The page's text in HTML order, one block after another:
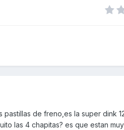
de freno,es la super dink
las 4 chapitas? es que estan muy